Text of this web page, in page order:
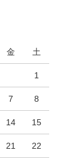
金 土
1
7 8
14 15
21 22